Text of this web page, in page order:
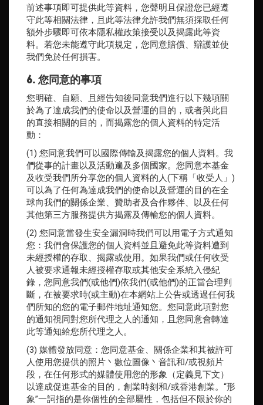
前述事項即可提供此等資料，您聲明且保證您已經遵
守此等相關法律，且此等法律允許我們無須採取任何
額外步驟即可依本隱私權政策接受以及揭露此等資
料。若您未能遵守此項規定，您同意賠償、辯護並使
我們免於任何損害。
6. 您同意的事項
您明確、自願、且經告知後同意我們進行以下幾項關
於為了達成我們的使命以及營運的目的，或者與此目
的直接相關的目的，而揭露您的個人資料的特定活
動：
(1) 您同意我們可以國際傳輸及揭露您的個人資料。我
們從事的計畫以及活動遍及多個國家。您同意本基金
及收受我們所分享您的個人資料的人(下稱「收受人」)
可以為了任何為達成我們的使命以及營運的目的在全
球向我們的關係企業、贊助者及合作夥伴、以及任何
其他第三方服務提供方揭露及傳輸您的個人資料。
(2) 您同意當發生安全漏洞時我們可以用電子方式通知
您：我們會保護您的個人資料並且避免此等資料遭到
未經授權的存取、揭露或使用。如果我們或任何收受
人被要求通報未經授權存取或其他安全系統入侵紀
錄，您同意我們(或他們)依我們(或他們)的正當合理判
斷，在被要求時(或主動)在本網站上公告或透過任何我
們所知的您的電子郵件地址通知您。您同意此項對您
的通知視同對您所代理之人的通知，且您同意會轉達
此等通知給您所代理之人。
(3) 媒體發放同意：您同意基金、關係企業和其被許可
人使用您提供的照片丶數位圖像丶音訊和/或視頻片
段，在任何形式的媒體使用您的形象（定義見下文）
以達成促進基金的目的，創業時刻和/或香港創業。“形
象”一詞指的是你個性的全部屬性，包括但不限於你的